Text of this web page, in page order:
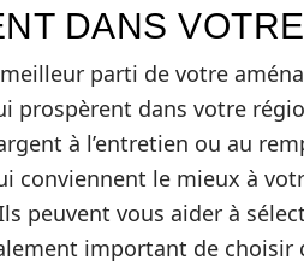
DANS
parti de votre
prospèrent dans votre
à l’entretien ou au
conviennent le mieux à
peuvent vous aider à
important de choisir